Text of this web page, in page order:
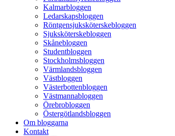
Kalmarbloggen
Ledarskapsbloggen
Röntgensjuksköterskebloggen
Sjuksköterskebloggen
Skånebloggen
Studentbloggen
Stockholmsbloggen
Värmlandsbloggen
Västbloggen
Västerbottenbloggen
Västmannabloggen
Örebrobloggen
Östergötlandsbloggen
Om bloggarna
Kontakt